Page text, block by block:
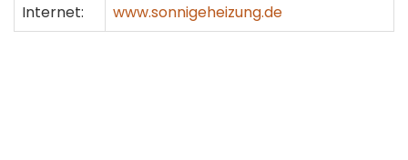
Internet: www.sonnigeheizung.de